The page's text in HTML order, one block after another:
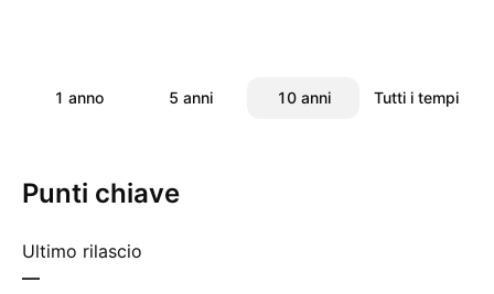
1 anno 5 anni 10 anni Tutti i tempi
Punti chiave
Ultimo rilascio
—